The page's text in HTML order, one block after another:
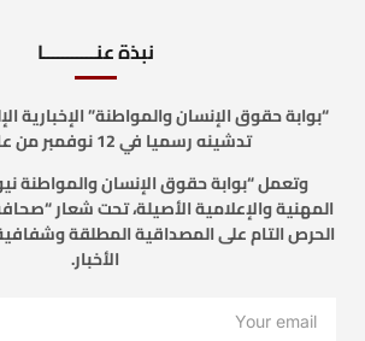
نبذة عنـــــــــــا
“بوابة حقوق الإنسان والمواطنة” الإخبارية
تدشينه رسميا في 12 نوفمبر من عام 2024.
وتعمل “بوابة حقوق الإنسان والمواطنة
المهنية والإعلامية الأصيلة، تحت شعار
الحرص التام على المصداقية المطلقة
الأخبار.